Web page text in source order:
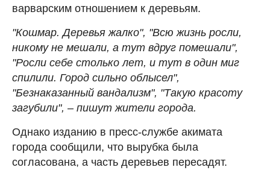
варварским отношением к деревьям.
"Кошмар. Деревья жалко", "Всю жизнь росли,
никому не мешали, а тут вдруг помешали",
"Росли себе столько лет, и тут в один миг
спилили. Город сильно облысел",
"Безнаказанный вандализм", "Такую красоту
загубили", – пишут жители города.
Однако изданию в пресс-службе акимата
города сообщили, что вырубка была
согласована, а часть деревьев пересадят.